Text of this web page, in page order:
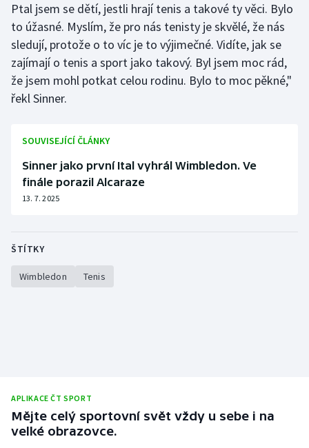
Ptal jsem se dětí, jestli hrají tenis a takové ty věci. Bylo
to úžasné. Myslím, že pro nás tenisty je skvělé, že nás
sledují, protože o to víc je to výjimečné. Vidíte, jak se
zajímají o tenis a sport jako takový. Byl jsem moc rád,
že jsem mohl potkat celou rodinu. Bylo to moc pěkné,"
řekl Sinner.
SOUVISEJÍCÍ ČLÁNKY
Sinner jako první Ital vyhrál Wimbledon. Ve
finále porazil Alcaraze
13. 7. 2025
ŠTÍTKY
Wimbledon Tenis
APLIKACE ČT SPORT
Mějte celý sportovní svět vždy u sebe i na
velké obrazovce.